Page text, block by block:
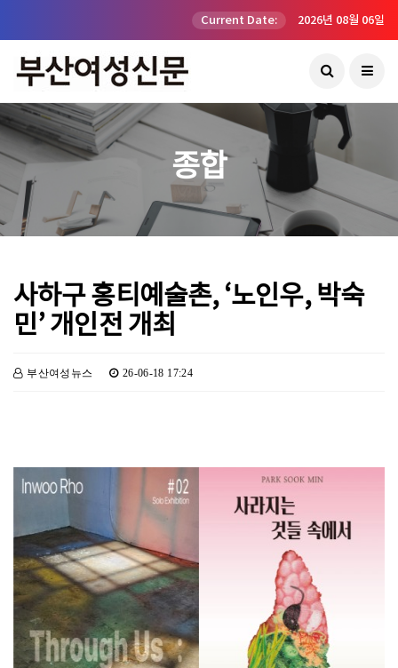
Current Date: 2026년 08월 06일
종합
사하구 홍티예술촌, ‘노인우, 박숙
민’ 개인전 개최
부산여성뉴스 26-06-18 17:24